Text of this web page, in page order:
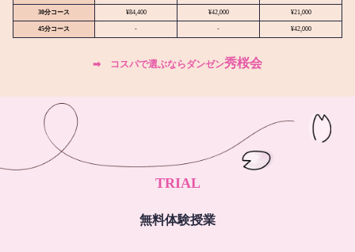
30分コース ¥84,400 ¥42,000 ¥21,000
45分コース - - ¥42,000
➡︎ コスパで選ぶならダンゼン秀桜会
TRIAL
無料体験授業